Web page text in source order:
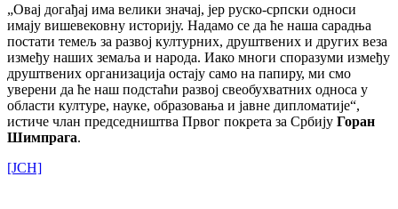
„Овај догађај има велики значај, јер руско-српски односи
имају вишевековну историју. Надамо се да ће наша сарадња
постати темељ за развој културних, друштвених и других веза
између наших земаља и народа. Иако многи споразуми између
друштвених организација остају само на папиру, ми смо
уверени да ће наш подстаћи развој свеобухватних односа у
области културе, науке, образовања и јавне дипломатије“,
истиче члан председништва Првог покрета за Србију Горан
Шимпрага.
[ЈСН]